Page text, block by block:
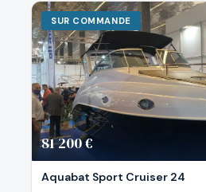
SUR COMMANDE
81 200 €
Aquabat Sport Cruiser 24